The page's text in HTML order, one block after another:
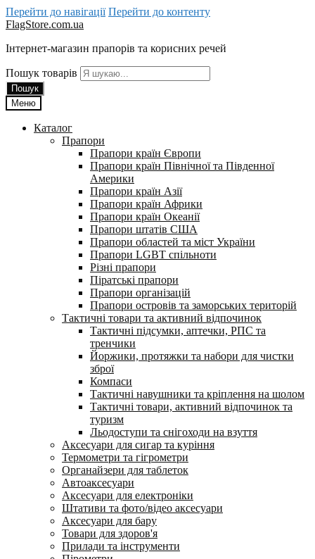
Перейти до навігації Перейти до контенту
FlagStore.com.ua
Інтернет-магазин прапорів та корисних речей
Пошук товарів
Пошук
Меню
Каталог
Прапори
Прапори країн Європи
Прапори країн Північної та Південної
Америки
Прапори країн Азії
Прапори країн Африки
Прапори країн Океанії
Прапори штатів США
Прапори областей та міст України
Прапори LGBT спільноти
Різні прапори
Піратські прапори
Прапори організацій
Прапори островів та заморських територій
Тактичні товари та активний відпочинок
Тактичні підсумки, аптечки, РПС та
тренчики
Йоржики, протяжки та набори для чистки
зброї
Компаси
Тактичні навушники та кріплення на шолом
Тактичні товари, активний відпочинок та
туризм
Льодоступи та снігоходи на взуття
Аксесуари для сигар та куріння
Термометри та гігрометри
Органайзери для таблеток
Автоаксесуари
Аксесуари для електроніки
Штативи та фото/відео аксесуари
Аксесуари для бару
Товари для здоров'я
Прилади та інструменти